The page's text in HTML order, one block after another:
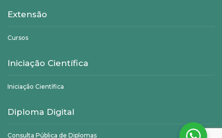
Extensão
Cursos
Iniciação Científica
Iniciação Científica
Diploma Digital
Consulta Pública de Diplomas